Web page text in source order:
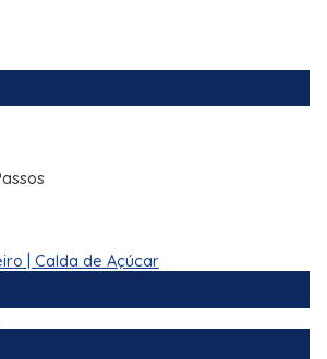
| Calda de Açúcar